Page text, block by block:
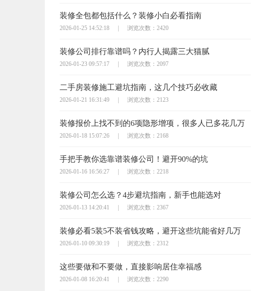
装修全包都包括什么？装修小白必看指南
2026-01-25 14:52:18 浏览次数：2420
装修公司排行靠谱吗？内行人揭露三大猫腻
2026-01-23 09:57:17 浏览次数：2097
二手房装修施工避坑指南，这几个技巧必收藏
2026-01-21 16:31:49 浏览次数：2123
装修报价上找不到的6项隐形增项，很多人已多花几万
2026-01-18 15:07:26 浏览次数：2168
手把手教你选靠谱装修公司！避开90%的坑
2026-01-16 16:56:27 浏览次数：2218
装修公司怎么选？4步避坑指南，新手也能选对
2026-01-13 14:20:41 浏览次数：2367
装修必看5装5不装省钱攻略，避开这些坑能省好几万
2026-01-10 09:30:19 浏览次数：2312
这些要做和不要做，直接影响居住幸福感
2026-01-08 16:20:41 浏览次数：2290